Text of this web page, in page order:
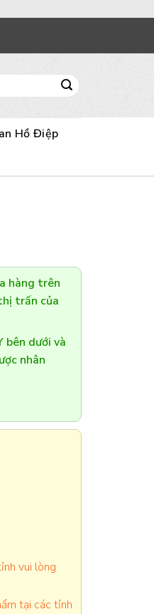
Hồ Điệp
hàng trên
trấn của
bên dưới và
nhân
vui lòng
tại các tỉnh